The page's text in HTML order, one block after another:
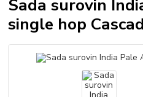
Sada surovin
single hop